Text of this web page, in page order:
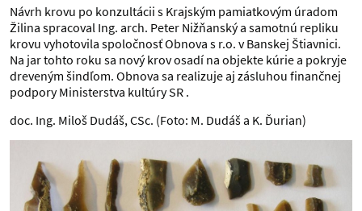
Návrh krovu po konzultácii s Krajským pamiatkovým úradom
Žilina spracoval Ing. arch. Peter Nižňanský a samotnú repliku
krovu vyhotovila spoločnosť Obnova s r.o. v Banskej Štiavnici.
Na jar tohto roku sa nový krov osadí na objekte kúrie a pokryje
dreveným šindľom. Obnova sa realizuje aj zásluhou finančnej
podpory Ministerstva kultúry SR .
doc. Ing. Miloš Dudáš, CSc. (Foto: M. Dudáš a K. Ďurian)